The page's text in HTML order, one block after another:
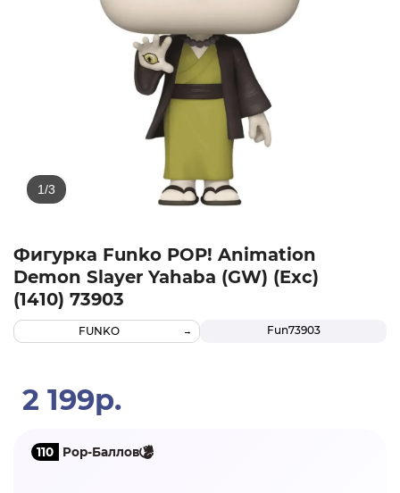
Фигурка Funko POP! Animation
Demon Slayer Yahaba (GW) (Exc)
(1410) 73903
Fun73903
FUNKO
2 199р.
110 Pop-Баллов